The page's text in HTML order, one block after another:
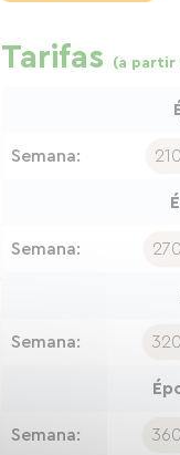
Tarifas (a partir
Semana:
Semana:
Semana:
Semana: